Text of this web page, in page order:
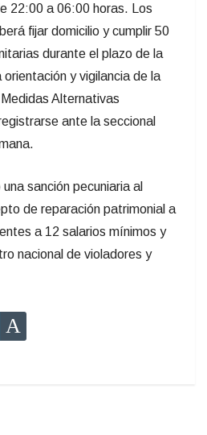
22:00 a 06:00 horas. Los
fijar domicilio y cumplir 50
durante el plazo de la
y vigilancia de la
Alternativas
ante la seccional
sanción pecuniaria al
de reparación patrimonial a
a 12 salarios mínimos y
nacional de violadores y